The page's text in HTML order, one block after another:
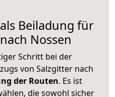
Beiladung für
Nossen
Schritt bei der
von Salzgitter nach
der Routen. Es ist
die sowohl sicher